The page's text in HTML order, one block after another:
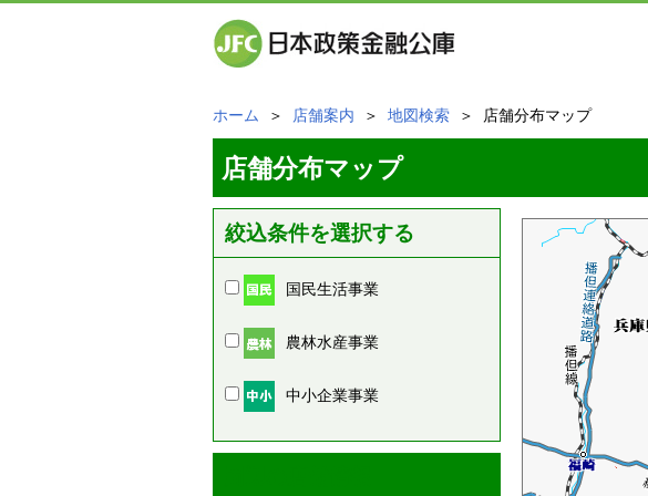
ホーム ＞ 店舗案内 ＞ 地図検索 ＞ 店舗分布マップ
店舗分布マップ
絞込条件を選択する
国民生活事業
農林水産事業
中小企業事業